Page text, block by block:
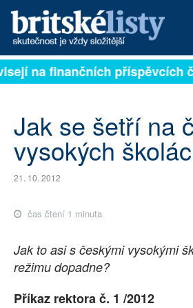
PŘIHLÁSIT
ARCHIV
ROZHOVORY
AUTOŘI
PŘÍSPĚVKY NA PROVOZ
na finančních příspěvcích
Jak se šetří na
vysokých
21. 10. 2012
čas čtení 1 minuta
Jak to asi s českými vysokými
režimu dopadne?
Příkaz rektora č. 1 /2012